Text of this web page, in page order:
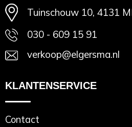
Tuinschouw 10, 4131
030 - 609 15 91
verkoop@elgersma.nl
KLANTENSERVICE
Contact